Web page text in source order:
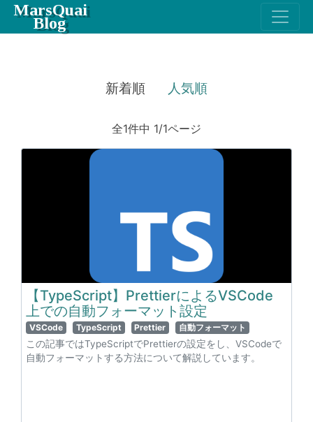
MarsQuai
Blog
新着順 人気順
全1件中 1/1ページ
【TypeScript】PrettierによるVSCode
上での自動フォーマット設定
VSCode TypeScript Prettier 自動フォーマット
この記事ではTypeScriptでPrettierの設定をし、VSCodeで
自動フォーマットする方法について解説しています。